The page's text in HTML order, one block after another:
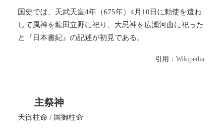
国史では、天武天皇4年（675年）4月10日に勅使を遣わ
して風神を龍田立野に祀り、大忌神を広瀬河曲に祀った
と『日本書紀』の記述が初見である。
引用： Wikipedia
主祭神
天御柱命 / 国御柱命